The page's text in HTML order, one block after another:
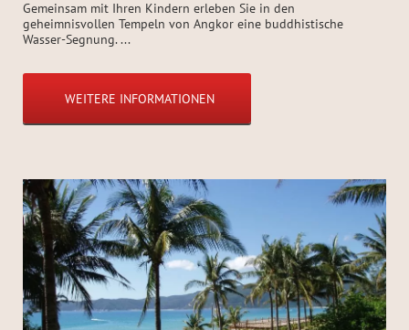
Gemeinsam mit Ihren Kindern erleben Sie in den
geheimnisvollen Tempeln von Angkor eine buddhistische
Wasser-Segnung. ...
WEITERE INFORMATIONEN